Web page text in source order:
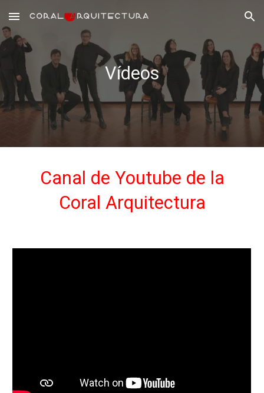
Skip to main content Skip to navigation
Vídeos
Canal de Youtube de la
Coral Arquitectura